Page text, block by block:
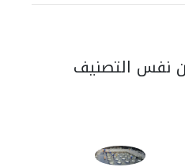
نفس التصنيف